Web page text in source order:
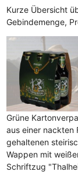
Kurze Übersicht
Gebindemenge,
Grüne
aus einer nackten
gehaltenen
Wappen mit
Schriftzug